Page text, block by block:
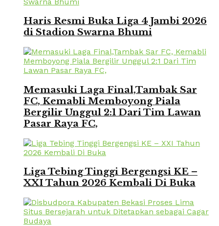
Haris Resmi Buka Liga 4 Jambi 2026
di Stadion Swarna Bhumi
Memasuki Laga Final,Tambak Sar
FC, Kemabli Memboyong Piala
Bergilir Unggul 2:1 Dari Tim Lawan
Pasar Raya FC,
Liga Tebing Tinggi Bergengsi KE –
XXI Tahun 2026 Kembali Di Buka